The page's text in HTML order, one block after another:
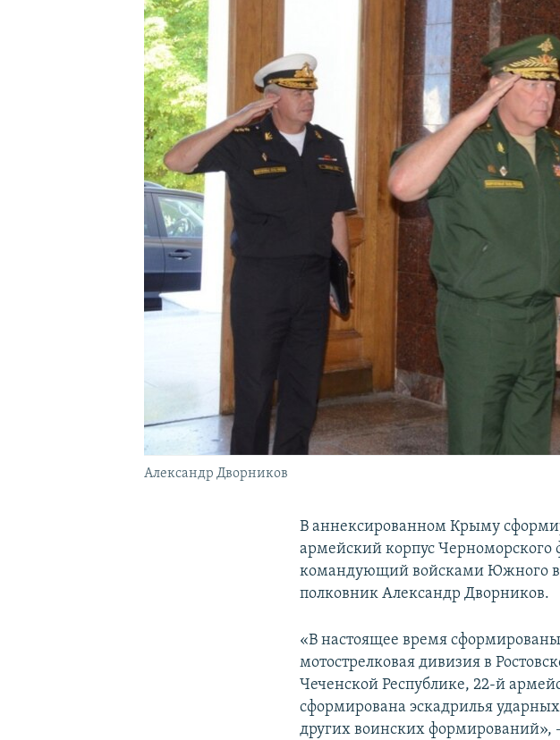
КРЫМ.НЕПОКОРЕННЫЙ
УКРАИНСКАЯ ПРОБЛЕМА КРЫМА
Александр Дворников
В аннексированном Крыму
армейский корпус
командующий войсками Южного
полковник Александр Дворников.
«В настоящее время
мотострелковая дивизия в
Чеченской Республике, 22-й
сформирована эскадрилья
других воинских формирований»,